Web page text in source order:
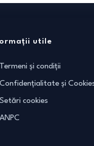
utile
Termeni și condiții
Confidențialitate și
Setări cookies
ANPC